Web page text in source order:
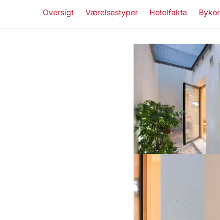
Oversigt Værelsestyper Hotelfakta